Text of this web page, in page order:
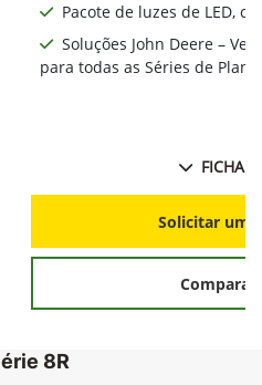
Pacote de luzes de LED,
Soluções John Deere –
para todas as Séries de
FICHA
Solicitar
Comparar
8R